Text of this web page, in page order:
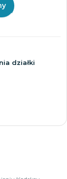
działki